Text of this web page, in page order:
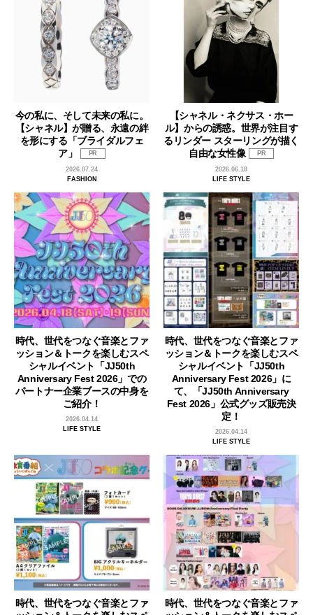
今の私に、そして未来の私に。
【シャネル】が贈る、永遠の絆
を形にする「ブライダルフェ
ア」
PR
2026.07.24
FASHION
【シャネル・ネクサス・ホー
ル】からの誘惑。世界が注目す
るリンダー スターリングが描く
自由な女性像
PR
2026.06.18
LIFE STYLE
時代、世代をつなぐ音楽とファ
ッション＆トークを楽しむスペ
シャルイベント「JJ50th
Anniversary Fest 2026」での
パートナー企業ブースの中身を
ご紹介！
2026.04.14
LIFE STYLE
時代、世代をつなぐ音楽とファ
ッション＆トークを楽しむスペ
シャルイベント「JJ50th
Anniversary Fest 2026」に
て、「JJ50th Anniversary
Fest 2026」公式グッズ販売決
定！
2026.04.14
LIFE STYLE
時代、世代をつなぐ音楽とファ
時代、世代をつなぐ音楽とファ